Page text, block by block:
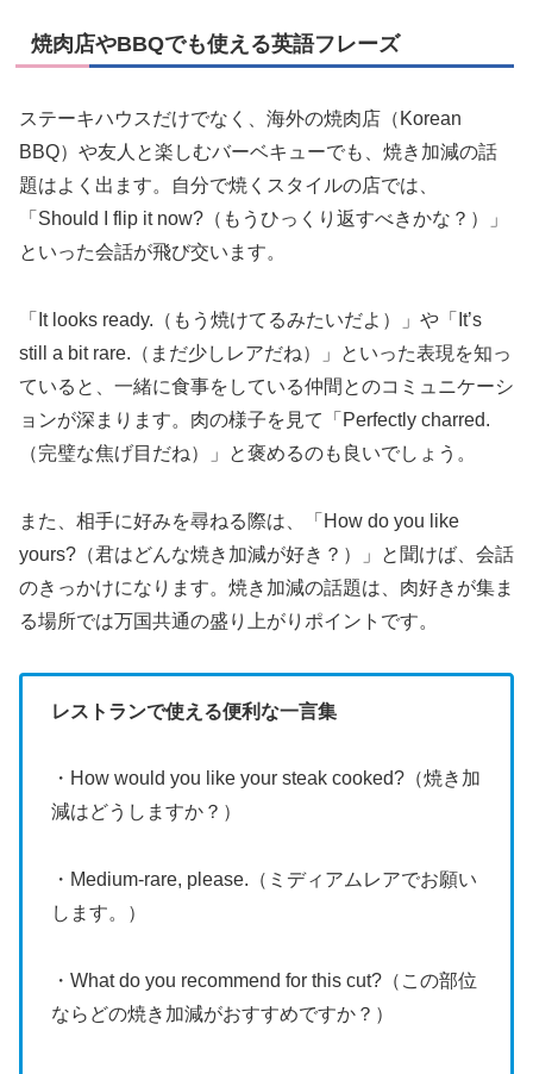
焼肉店やBBQでも使える英語フレーズ
ステーキハウスだけでなく、海外の焼肉店（Korean
BBQ）や友人と楽しむバーベキューでも、焼き加減の話
題はよく出ます。自分で焼くスタイルの店では、
「Should I flip it now?（もうひっくり返すべきかな？）」
といった会話が飛び交います。
「It looks ready.（もう焼けてるみたいだよ）」や「It’s
still a bit rare.（まだ少しレアだね）」といった表現を知っ
ていると、一緒に食事をしている仲間とのコミュニケーシ
ョンが深まります。肉の様子を見て「Perfectly charred.
（完璧な焦げ目だね）」と褒めるのも良いでしょう。
また、相手に好みを尋ねる際は、「How do you like
yours?（君はどんな焼き加減が好き？）」と聞けば、会話
のきっかけになります。焼き加減の話題は、肉好きが集ま
る場所では万国共通の盛り上がりポイントです。
レストランで使える便利な一言集
・How would you like your steak cooked?（焼き加
減はどうしますか？）
・Medium-rare, please.（ミディアムレアでお願い
します。）
・What do you recommend for this cut?（この部位
ならどの焼き加減がおすすめですか？）